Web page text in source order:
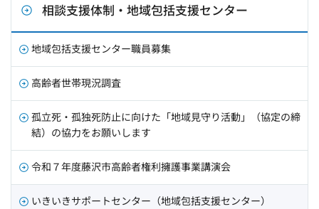
相談支援体制・地域包括支援センター
地域包括支援センター職員募集
高齢者世帯現況調査
孤立死・孤独死防止に向けた「地域見守り活動」（協定の締
結）の協力をお願いします
令和７年度藤沢市高齢者権利擁護事業講演会
いきいきサポートセンター（地域包括支援センター）